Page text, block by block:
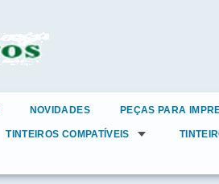
NOVIDADES PEÇAS PARA
TINTEIROS COMPATÍVEIS